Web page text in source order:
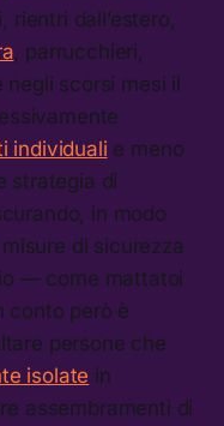
dall’estero,
, parrucchieri,
negli scorsi mesi il
individuali e meno
strategia di
in modo
di sicurezza
— come mattatoi
conto però è
persone che
isolate in
assembramenti di